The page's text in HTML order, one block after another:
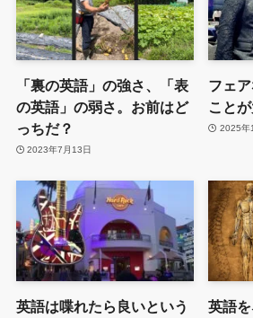
「裏の英語」の強さ、「表
の英語」の弱さ。お前はど
っちだ？
2023年7月13日
フェ
こと
2025年
英語は喋れたら良いという
英語